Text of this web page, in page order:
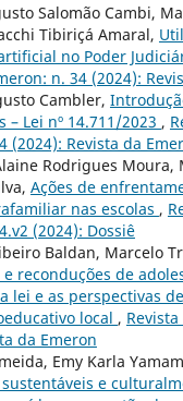
Salomão Cambi,
Tibiriçá Amaral,
no Poder
n. 34 (2024):
Cambler,
– Lei nº 14.711/2023 ,
(2024): Revista da
Rodrigues Moura,
Ações de
nas escolas ,
(2024): Dossiê
Baldan, Marcelo
reconduções de
lei e as perspectivas
local ,
da Emeron
Emy Karla
e